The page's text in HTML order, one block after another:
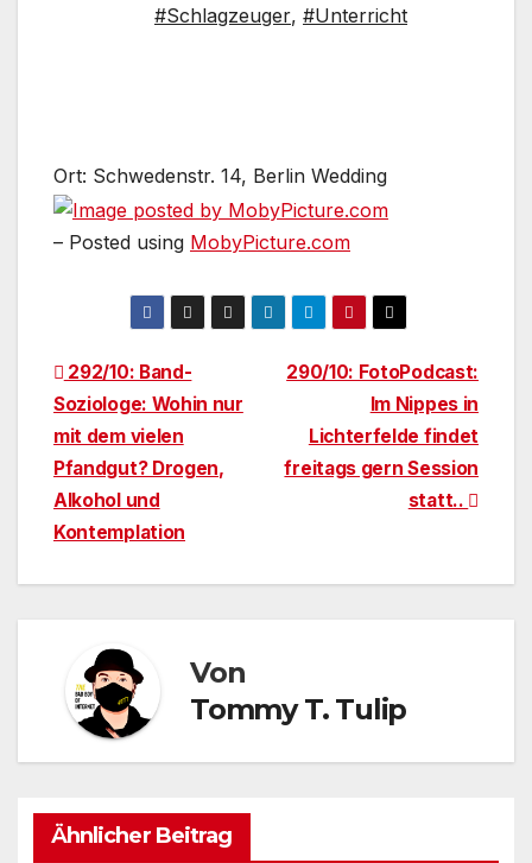
#Schlagzeuger, #Unterricht
Ort: Schwedenstr. 14, Berlin Wedding
– Posted using MobyPicture.com
Beitragsnavigation
290/10: FotoPodcast:
Im Nippes in
Lichterfelde findet
freitags gern Session
statt..
292/10: Band-
Soziologe: Wohin nur
mit dem vielen
Pfandgut? Drogen,
Alkohol und
Kontemplation
Von
Tommy T. Tulip
Ähnlicher Beitrag